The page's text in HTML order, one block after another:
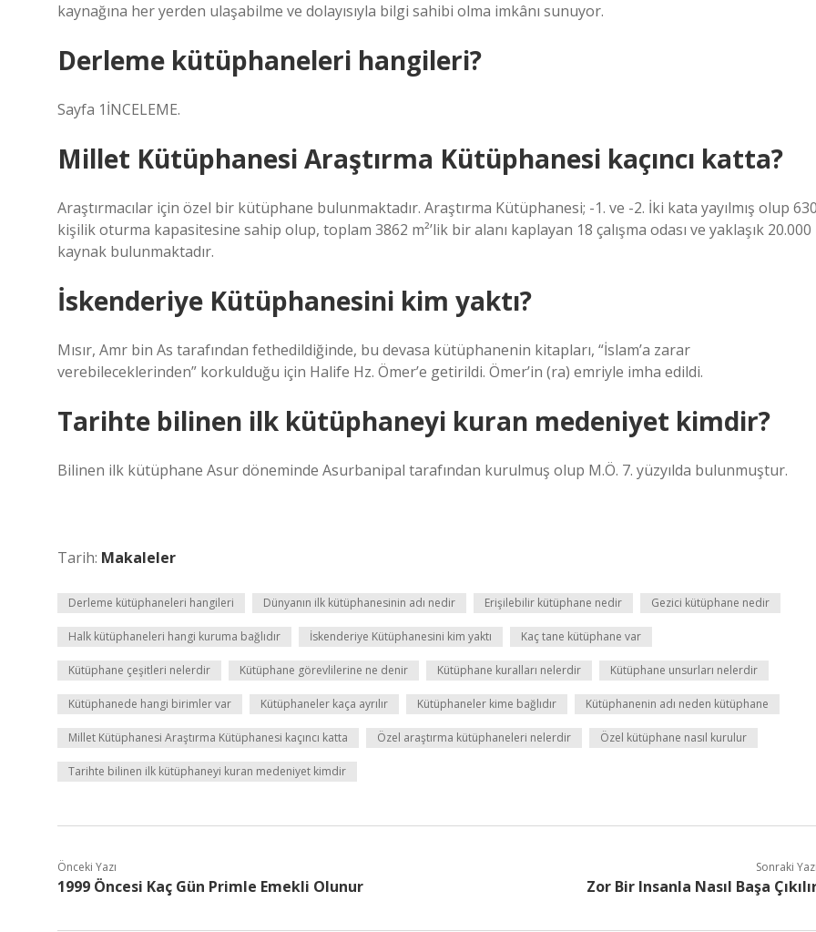
kaynağına her yerden ulaşabilme ve dolayısıyla bilgi sahibi olma imkânı sunuyor.
Derleme kütüphaneleri hangileri?
Sayfa 1İNCELEME.
Millet Kütüphanesi Araştırma Kütüphanesi kaçıncı katta?
Araştırmacılar için özel bir kütüphane bulunmaktadır. Araştırma Kütüphanesi; -1. ve -2. İki kata yayılmış olup
kişilik oturma kapasitesine sahip olup, toplam 3862 m²’lik bir alanı kaplayan 18 çalışma odası ve yaklaşık 20.000
kaynak bulunmaktadır.
İskenderiye Kütüphanesini kim yaktı?
Mısır, Amr bin As tarafından fethedildiğinde, bu devasa kütüphanenin kitapları, “İslam’a zarar
verebileceklerinden” korkulduğu için Halife Hz. Ömer’e getirildi. Ömer’in (ra) emriyle imha edildi.
Tarihte bilinen ilk kütüphaneyi kuran medeniyet kimdir?
Bilinen ilk kütüphane Asur döneminde Asurbanipal tarafından kurulmuş olup M.Ö. 7. yüzyılda bulunmuştur.
Tarih: Makaleler
Derleme kütüphaneleri hangileri Dünyanın ilk kütüphanesinin adı nedir Erişilebilir kütüphane nedir Gezici kütüphane nedir
Halk kütüphaneleri hangi kuruma bağlıdır İskenderiye Kütüphanesini kim yaktı Kaç tane kütüphane var
Kütüphane çeşitleri nelerdir Kütüphane görevlilerine ne denir Kütüphane kuralları nelerdir Kütüphane unsurları nelerdir
Kütüphanede hangi birimler var Kütüphaneler kaça ayrılır Kütüphaneler kime bağlıdır Kütüphanenin adı neden kütüphane
Millet Kütüphanesi Araştırma Kütüphanesi kaçıncı katta Özel araştırma kütüphaneleri nelerdir Özel kütüphane nasıl kurulur
Tarihte bilinen ilk kütüphaneyi kuran medeniyet kimdir
Önceki Yazı
1999 Öncesi Kaç Gün Primle Emekli Olunur
Sonraki
Zor Bir Insanla Nasıl Başa